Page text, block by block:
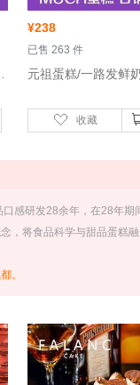
¥238
已售 263 件
收藏
感研发28余年，在28年
，将食品科学与甜品蛋糕
。